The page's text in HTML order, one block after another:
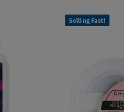
Selling Fast!